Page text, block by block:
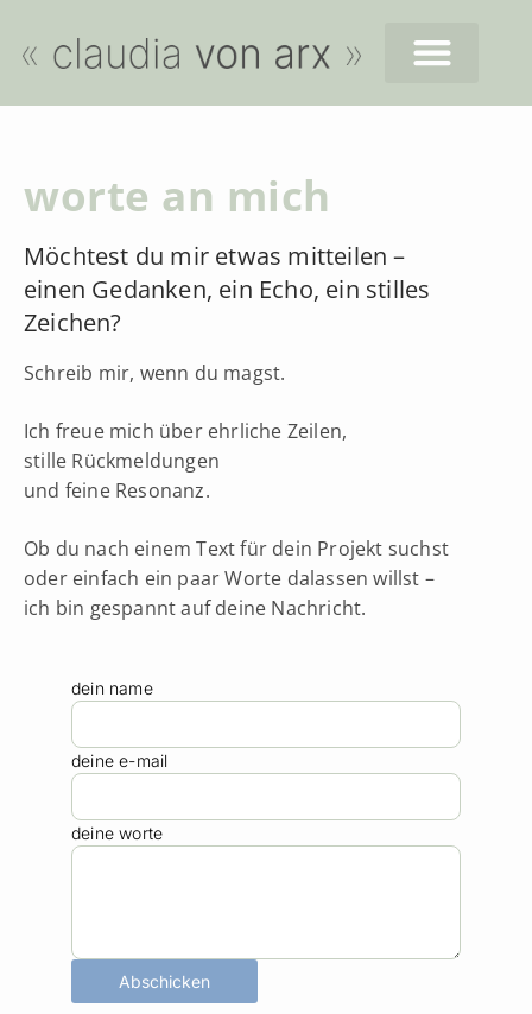
worte an mich
Möchtest du mir etwas mitteilen –
einen Gedanken, ein Echo, ein stilles
Zeichen?
Schreib mir, wenn du magst.
Ich freue mich über ehrliche Zeilen,
stille Rückmeldungen
und feine Resonanz.
Ob du nach einem Text für dein Projekt suchst
oder einfach ein paar Worte dalassen willst –
ich bin gespannt auf deine Nachricht.
dein name
deine e-mail
deine worte
Abschicken